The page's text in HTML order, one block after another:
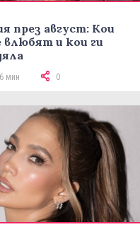
през август: Кои
влюбят и кои ги
6 мин 0